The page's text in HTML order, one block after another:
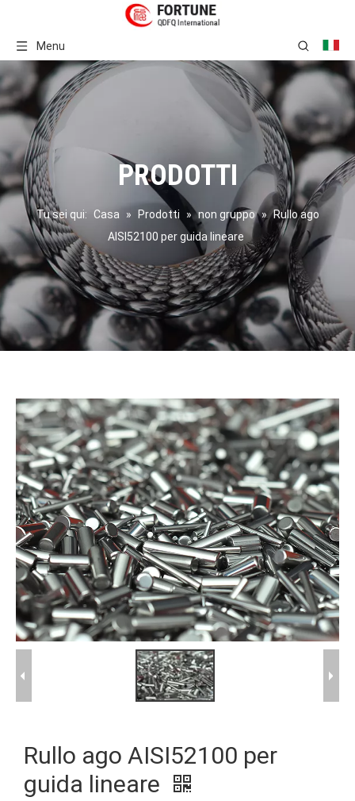
Menu
PRODOTTI
Tu sei qui: Casa » Prodotti » non gruppo » Rullo ago
AISI52100 per guida lineare
Rullo ago AISI52100 per
guida lineare